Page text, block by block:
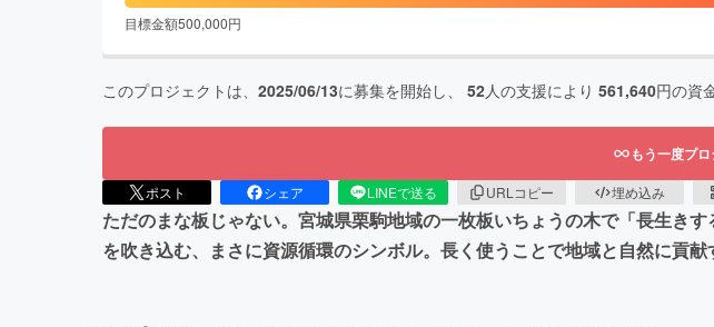
目標金額500,000円
このプロジェクトは、 2025/06/13に募集を開始し、 52人の支援により 561,640円の資
もう一度プ
ポスト シェア LINEで送る URLコピー 埋め込み
ただのまな板じゃない。宮城県栗駒地域の一枚板いちょうの木で「長生き
を吹き込む、まさに資源循環のシンボル。長く使うことで地域と自然に貢